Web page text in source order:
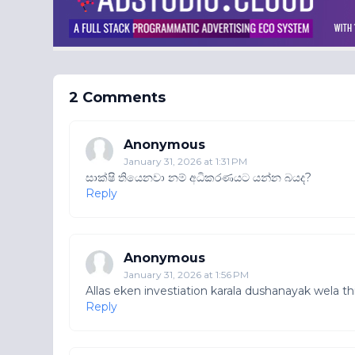
2 Comments
Anonymous
January 31, 2026 at 1:31 PM
සාක්ෂි තියෙනවා නම් අධිකරණයට යන්න බයද?
Reply
Anonymous
January 31, 2026 at 1:56 PM
Allas eken investiation karala dushanayak wela
Reply